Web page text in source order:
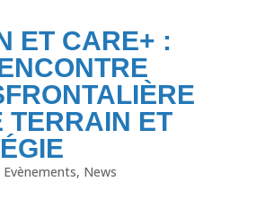
ET CARE+ :
TERRAIN ET
Evènements, News